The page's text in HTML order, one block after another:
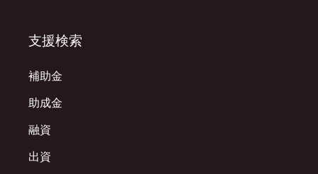
支援検索
補助金
助成金
融資
出資